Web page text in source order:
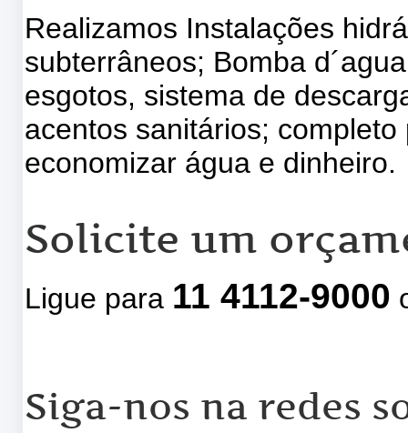
Realizamos Instalações
subterrâneos; Bomba
esgotos, sistema de
acentos sanitários;
economizar água e dinheiro.
Solicite um
Ligue para 11 4112-9000
Siga-nos na redes